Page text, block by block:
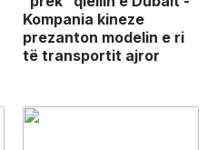
Kompania kineze
prezanton modelin e ri
të transportit ajror